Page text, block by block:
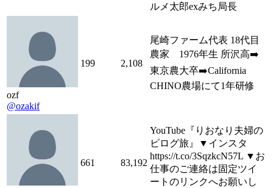
ルメ太郎exみち局長
ozf
@ozakif
199 2,108
尾崎ファーム代表 18代目
農家 1976年生 所沢高➡️
東京農大卒➡️California
CHINO農場にて1年研修
661 83,192
YouTube『りおなり夫婦の
ビログ旅』▼インスタ
https://t.co/3SqzkcN57L ▼お
仕事のご連絡は固定ツイ
ートのリンクへお願いし